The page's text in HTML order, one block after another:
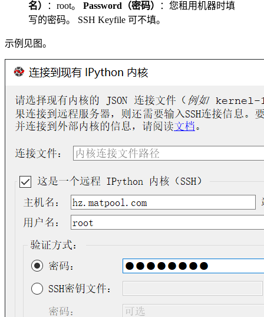
名）
：root。 Password（密码）
：您租用机器时填
写的密码。 SSH Keyfile 可不填。
示例见图。